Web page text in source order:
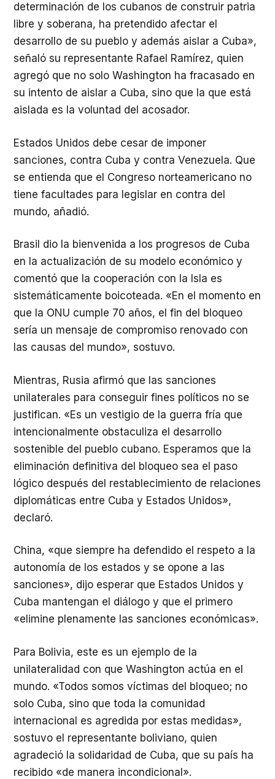
determinación de los cubanos de construir patria
libre y soberana, ha pretendido afectar el
desarrollo de su pueblo y además aislar a Cuba»,
señaló su representante Rafael Ramírez, quien
agregó que no solo Washington ha fracasado en
su intento de aislar a Cuba, sino que la que está
aislada es la voluntad del acosador.
Estados Unidos debe cesar de imponer
sanciones, contra Cuba y contra Venezuela. Que
se entienda que el Congreso norteamericano no
tiene facultades para legislar en contra del
mundo, añadió.
Brasil dio la bienvenida a los progresos de Cuba
en la actualización de su modelo económico y
comentó que la cooperación con la Isla es
sistemáticamente boicoteada. «En el momento en
que la ONU cumple 70 años, el fin del bloqueo
sería un mensaje de compromiso renovado con
las causas del mundo», sostuvo.
Mientras, Rusia afirmó que las sanciones
unilaterales para conseguir fines políticos no se
justifican. «Es un vestigio de la guerra fría que
intencionalmente obstaculiza el desarrollo
sostenible del pueblo cubano. Esperamos que la
eliminación definitiva del bloqueo sea el paso
lógico después del restablecimiento de relaciones
diplomáticas entre Cuba y Estados Unidos»,
declaró.
China, «que siempre ha defendido el respeto a la
autonomía de los estados y se opone a las
sanciones», dijo esperar que Estados Unidos y
Cuba mantengan el diálogo y que el primero
«elimine plenamente las sanciones económicas».
Para Bolivia, este es un ejemplo de la
unilateralidad con que Washington actúa en el
mundo. «Todos somos víctimas del bloqueo; no
solo Cuba, sino que toda la comunidad
internacional es agredida por estas medidas»,
sostuvo el representante boliviano, quien
agradeció la solidaridad de Cuba, que su país ha
recibido «de manera incondicional».